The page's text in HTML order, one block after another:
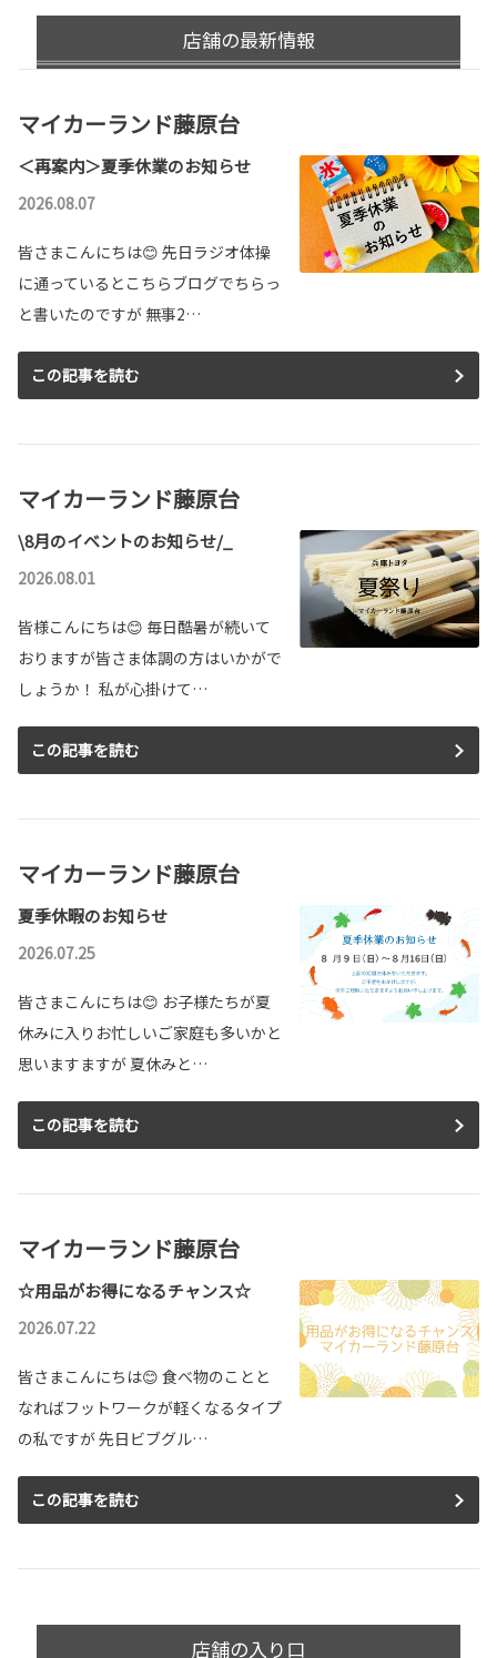
店舗の最新情報
マイカーランド藤原台
＜再案内＞夏季休業のお知らせ
2026.08.07
皆さまこんにちは😊 先日ラジオ体操
に通っているとこちらブログでちらっ
と書いたのですが 無事2…
この記事を読む
マイカーランド藤原台
\8月のイベントのお知らせ/_
2026.08.01
皆様こんにちは😊 毎日酷暑が続いて
おりますが皆さま体調の方はいかがで
しょうか！ 私が心掛けて…
この記事を読む
マイカーランド藤原台
夏季休暇のお知らせ
2026.07.25
皆さまこんにちは😊 お子様たちが夏
休みに入りお忙しいご家庭も多いかと
思いますますが 夏休みと…
この記事を読む
マイカーランド藤原台
☆用品がお得になるチャンス☆
2026.07.22
皆さまこんにちは😊 食べ物のことと
なればフットワークが軽くなるタイプ
の私ですが 先日ビブグル…
この記事を読む
店舗の入り口